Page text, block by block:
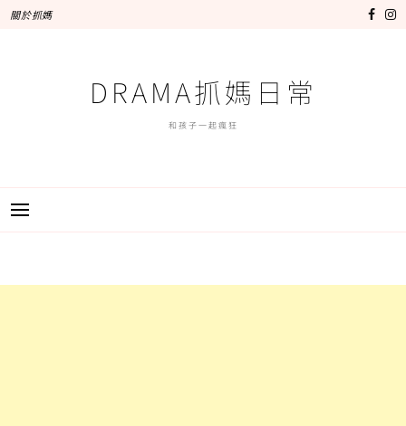
關於抓媽
DRAMA抓媽日常
和孩子一起瘋狂